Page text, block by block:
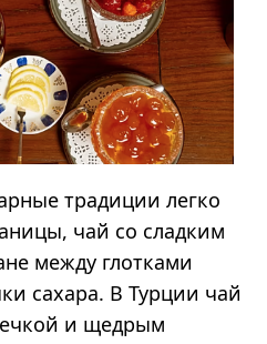
традиции легко
чай со сладким
между глотками
сахара. В Турции чай
и щедрым